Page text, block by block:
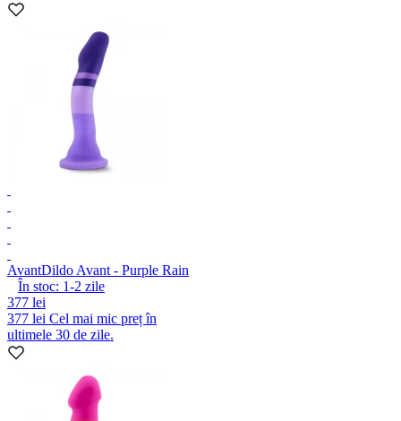
AvantDildo Avant - Purple Rain
În stoc: 1-2 zile
377 lei
377 lei Cel mai mic preț în
ultimele 30 de zile.